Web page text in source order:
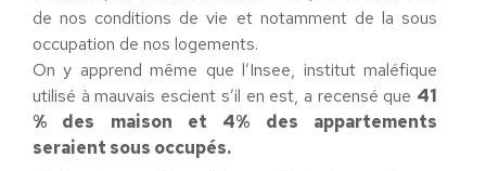
de nos conditions de vie et notamment de la sous
occupation de nos logements.
On y apprend même que l’Insee, institut maléfique
utilisé à mauvais escient s’il en est, a recensé que 41
% des maison et 4% des appartements
seraient sous occupés.